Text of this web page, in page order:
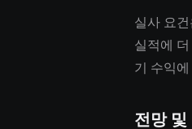
실사 요
실적에
기 수익
전망 및